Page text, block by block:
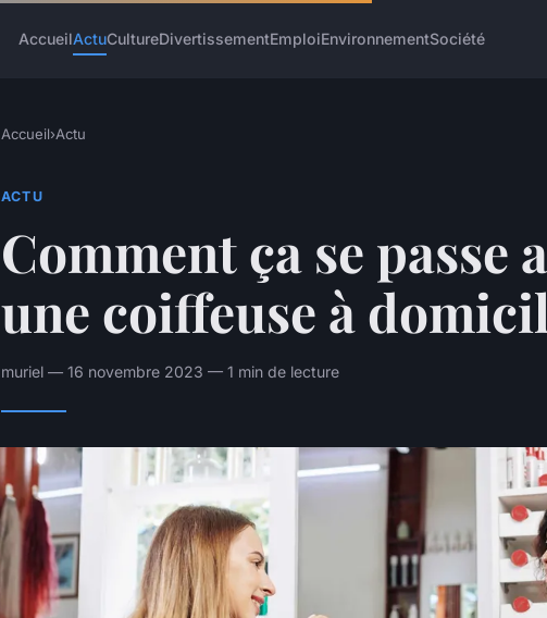
AccueilActuCultureDivertissementEmploiEnvironnementSociété
Accueil›Actu
ACTU
Comment ça se passe
une coiffeuse à
muriel — 16 novembre 2023 — 1 min de lecture